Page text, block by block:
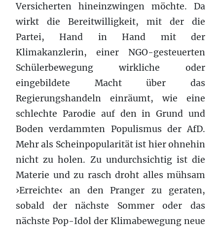
Versicherten hineinzwingen möchte. Da
wirkt die Bereitwilligkeit, mit der die
Partei, Hand in Hand mit der
Klimakanzlerin, einer NGO-gesteuerten
Schülerbewegung wirkliche oder
eingebildete Macht über das
Regierungshandeln einräumt, wie eine
schlechte Parodie auf den in Grund und
Boden verdammten Populismus der AfD.
Mehr als Scheinpopularität ist hier ohnehin
nicht zu holen. Zu undurchsichtig ist die
Materie und zu rasch droht alles mühsam
›Erreichte‹ an den Pranger zu geraten,
sobald der nächste Sommer oder das
nächste Pop-Idol der Klimabewegung neue